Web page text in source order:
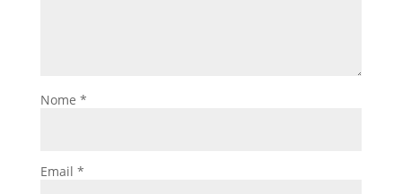
Nome *
Email *